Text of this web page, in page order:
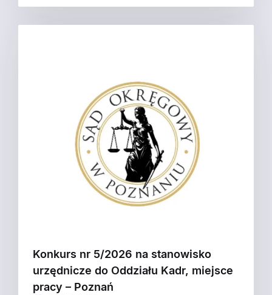
Konkurs nr 5/2026 na stanowisko
urzędnicze do Oddziału Kadr, miejsce
pracy – Poznań